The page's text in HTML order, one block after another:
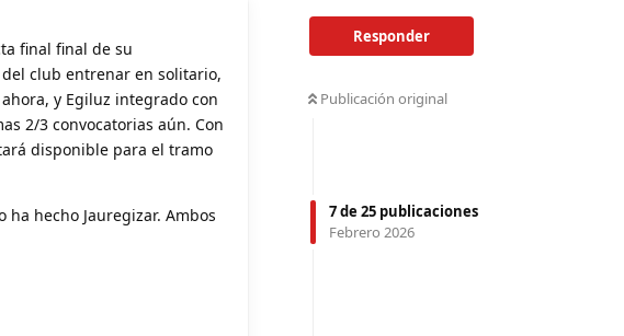
Responder
Publicación original
7de 25 publicaciones
Febrero 2026
final final de su
club entrenar en solitario,
y Egiluz integrado con
2/3 convocatorias aún. Con
disponible para el tramo
hecho Jauregizar. Ambos